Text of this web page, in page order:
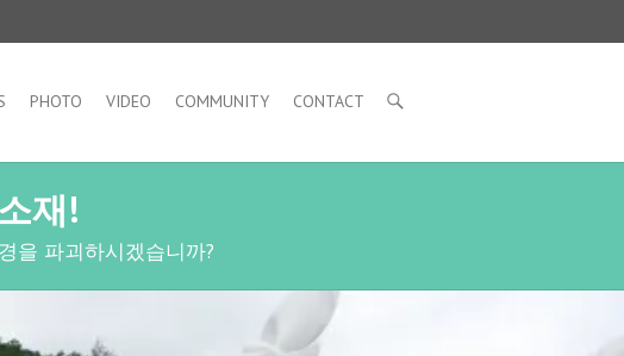
PHOTO VIDEO COMMUNITY CONTACT
재!
을 파괴하시겠습니까?